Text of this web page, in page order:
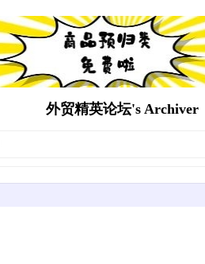
外贸精英论坛's Archiver